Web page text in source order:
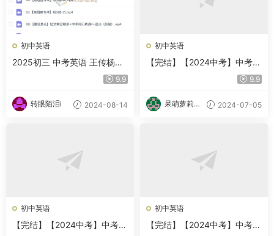
初中英语
2025初三 中考英语 王传杨英
语 【S秋上 S秋下】 百度网盘
9.9
转眼陌泪i 2024-08-14
初中英语
【完结】【2024中考】中考英
9.9
呆萌萝莉甜
2024-07-05
初中英语
【完结】【2024中考】中考英
初中英语
【完结】【2024中考】中考英